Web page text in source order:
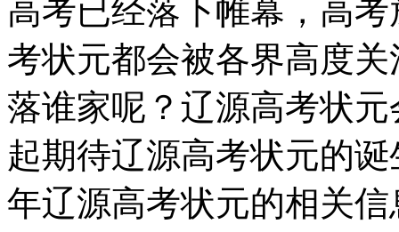
高考已经落下帷幕，高
考状元都会被各界高度
落谁家呢？辽源高考状
起期待辽源高考状元的
年辽源高考状元的相关